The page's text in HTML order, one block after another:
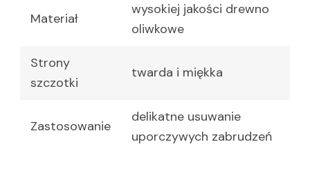
Materiał
wysokiej jakości drewno
oliwkowe
Strony
szczotki
twarda i miękka
Zastosowanie
delikatne usuwanie
uporczywych zabrudzeń